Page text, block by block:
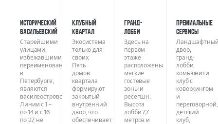
Исторический
Васильевский
Старейшими
улицами,
избежавшими
переименований
в
Петербурге,
являются
василеостровские
Линии с 1 –
по 14 и с 16
по 27, не
Клубный
квартал
Экосистема
только для
своих.
Пять
домов
квартала
формируют
закрытый
внутренний
двор, что
обеспечивает
Гранд-
лобби
Здесь на
первом
этаже
расположены
мягкие
гостевые
зоны и
ресепшн.
Высота
лобби 7,7
метров и
Премиальные
сервисы
двор,
гранд-
лобби,
комьюнити
клуб с
коворкингом
и
переговорной,
детский
клуб,